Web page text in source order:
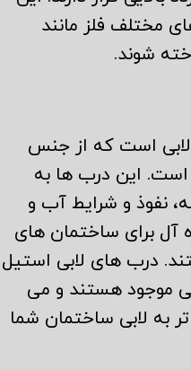
مختلف فلز مانند
شوند.
است که از جنس
این درب ها به
نفوذ و شرایط آب و
آل برای ساختمان های
درب های لابی استیل
موجود هستند و می
به لابی ساختمان شما